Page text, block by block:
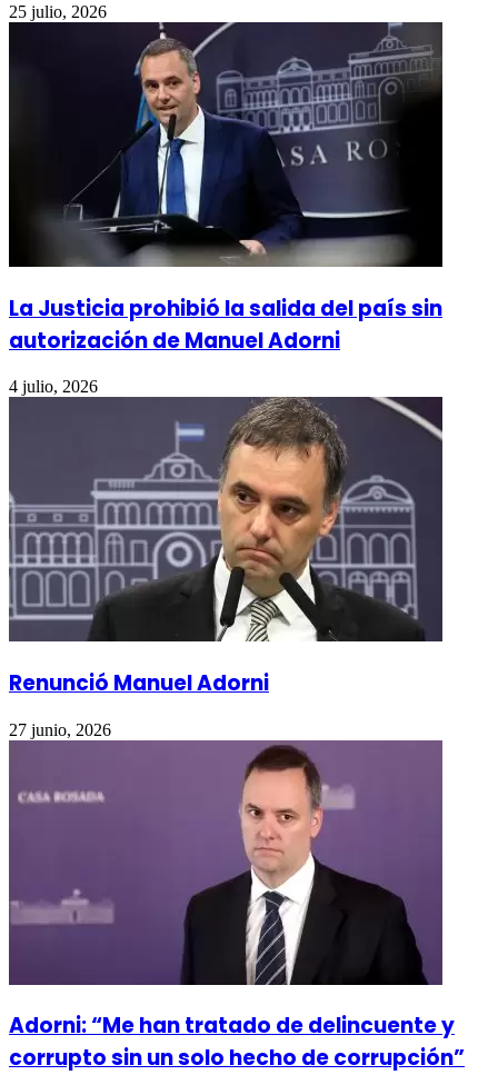
25 julio, 2026
La Justicia prohibió la salida del país sin
autorización de Manuel Adorni
4 julio, 2026
Renunció Manuel Adorni
27 junio, 2026
Adorni: “Me han tratado de delincuente y
corrupto sin un solo hecho de corrupción”